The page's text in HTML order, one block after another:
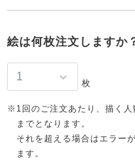
絵は何枚注文しますか
枚
1回のご注文あたり、描く
までとなります。
それを超える場合はエラー
ます。